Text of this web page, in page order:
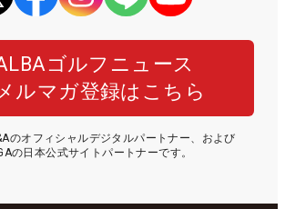
ゴルフニュース
ルマガ登録はこちら
のオフィシャルデジタルパートナー、および
の日本公式サイトパートナーです。